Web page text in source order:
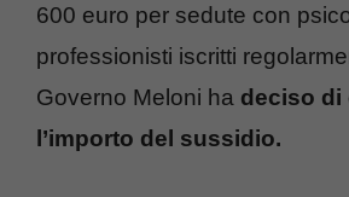
600 euro per sedute con
professionisti iscritti
Governo Meloni ha deciso di
l’importo del sussidio.